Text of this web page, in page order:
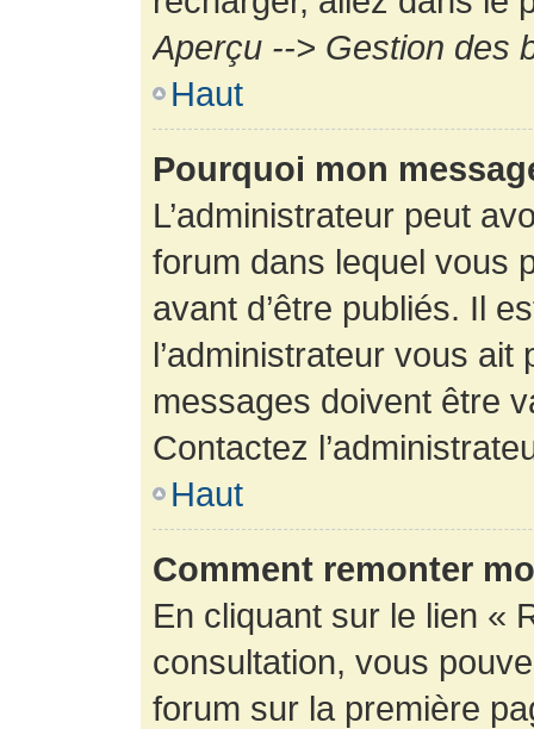
Aperçu --> Gestion des
Haut
Pourquoi mon
L’administrateur peut
forum dans lequel vous
avant d’être publiés. Il
l’administrateur vous
messages doivent être
Contactez
Haut
Comment remonter
En cliquant sur le lien «
consultation, vous
forum sur la première